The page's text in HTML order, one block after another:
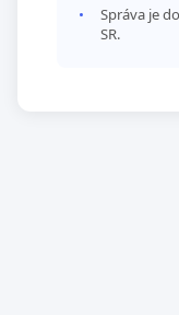
Správa je
SR.